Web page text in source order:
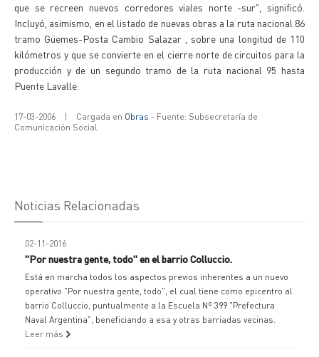
que se recreen nuevos corredores viales norte -sur", significó.
Incluyó, asimismo, en el listado de nuevas obras a la ruta nacional 86
tramo Güemes-Posta Cambio Salazar , sobre una longitud de 110
kilómetros y que se convierte en el cierre norte de circuitos para la
producción y de un segundo tramo de la ruta nacional 95 hasta
Puente Lavalle.
17-03-2006 | Cargada en Obras - Fuente: Subsecretaría de
Comunicación Social
Noticias Relacionadas
02-11-2016
"Por nuestra gente, todo" en el barrio Colluccio.
Está en marcha todos los aspectos previos inherentes a un nuevo
operativo "Por nuestra gente, todo", el cual tiene como epicentro al
barrio Colluccio, puntualmente a la Escuela Nº 399 "Prefectura
Naval Argentina", beneficiando a esa y otras barriadas vecinas.
Leer más